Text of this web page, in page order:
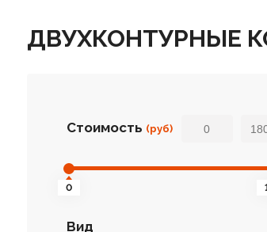
ДВУХКОНТУРНЫЕ
Стоимость (руб)
0
Вид